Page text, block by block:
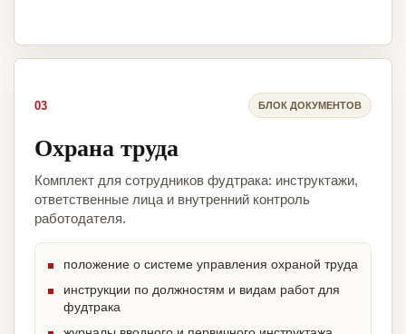
03 БЛОК ДОКУМЕНТОВ
Охрана труда
Комплект для сотрудников фудтрака: инструктажи,
ответственные лица и внутренний контроль
работодателя.
положение о системе управления охраной труда
инструкции по должностям и видам работ для
фудтрака